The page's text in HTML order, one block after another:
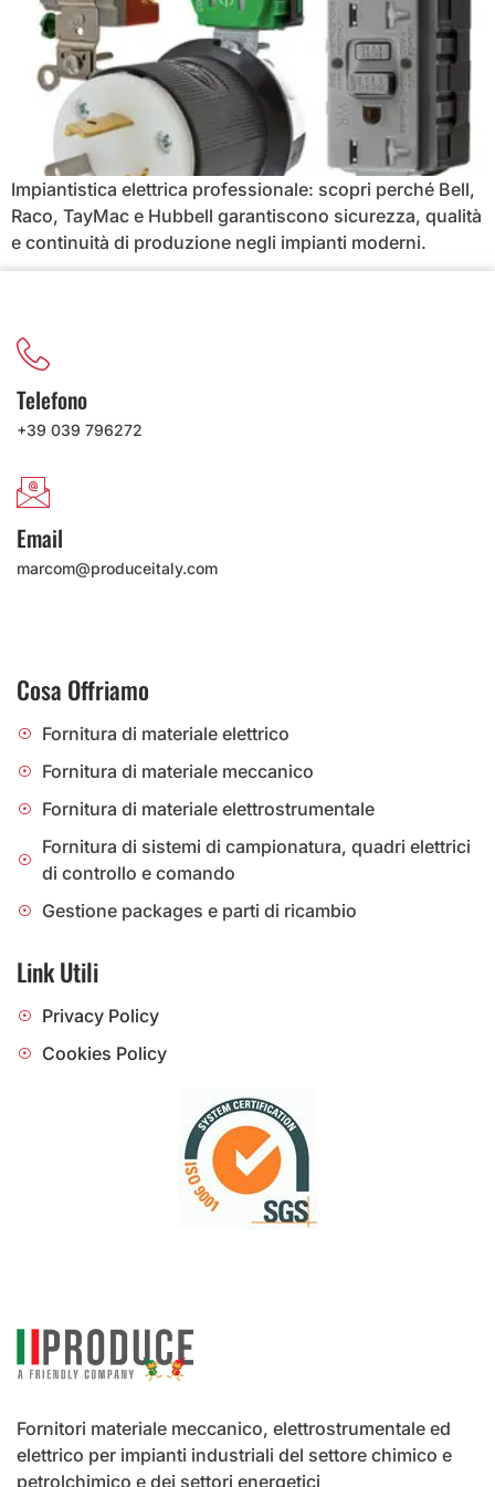
Impiantistica elettrica professionale: scopri perché Bell,
Raco, TayMac e Hubbell garantiscono sicurezza, qualità
e continuità di produzione negli impianti moderni.
Fornitori materiale meccanico, elettrostrumentale ed
elettrico per impianti industriali del settore chimico e
petrolchimico e dei settori energetici
Telefono
+39 039 796272
Email
marcom@produceitaly.com
Cosa Offriamo
Fornitura di materiale elettrico
Fornitura di materiale meccanico
Fornitura di materiale elettrostrumentale
Fornitura di sistemi di campionatura, quadri elettrici
di controllo e comando
Gestione packages e parti di ricambio
Link Utili
Privacy Policy
Cookies Policy